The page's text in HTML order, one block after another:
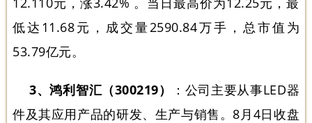
低达11.68元，成交量2590.84万手，总市值为
53.79亿元。
3、鸿利智汇（300219）
：公司主要从事LED器
件及其应用产品的研发、生产与销售。8月4日收盘